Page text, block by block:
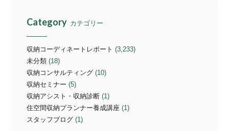
Category カテゴリー
収納コーディネートレポート (3,233)
未分類 (18)
収納コンサルティング (10)
収納セミナー (5)
収納アシスト・収納診断 (1)
住空間収納プランナー養成講座 (1)
スタッフブログ (1)